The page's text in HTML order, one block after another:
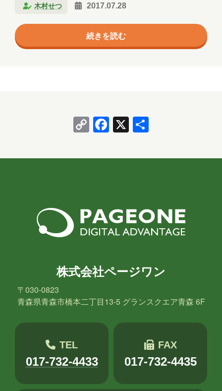
他は真っ黒な子猫ちゃんが突然、我が家にやってきて
からひと月。 甘えん坊でヘルニアのワンちゃんとの同
居生活が始まりました。 「トムとジェリー仲良くケン
カしな・・・」が頭の中をぐるぐるしています。 どち
木村せつ 2017.07.28
続きを読む
CopyFacebook
X
株式会社ページワン
〒030-0823
青森県青森市橋本二丁目13-5 グランスクエア青森 6F
TEL
017-732-4433
FAX
017-732-4435